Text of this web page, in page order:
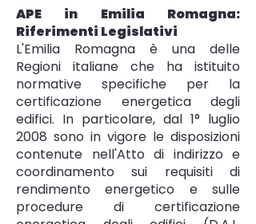
APE in Emilia Romagna:
Riferimenti Legislativi
L'Emilia Romagna è una delle
Regioni italiane che ha istituito
normative specifiche per la
certificazione energetica degli
edifici. In particolare, dal 1° luglio
2008 sono in vigore le disposizioni
contenute nell'Atto di indirizzo e
coordinamento sui requisiti di
rendimento energetico e sulle
procedure di certificazione